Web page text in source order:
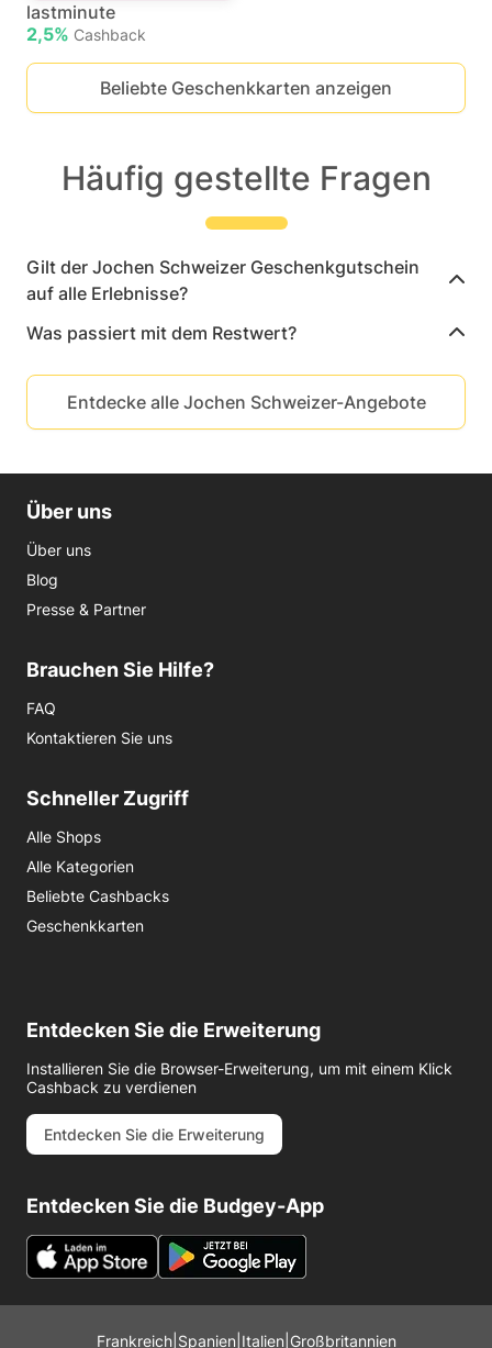
lastminute
2,5% Cashback
Beliebte Geschenkkarten anzeigen
Häufig gestellte Fragen
Gilt der Jochen Schweizer Geschenkgutschein
auf alle Erlebnisse?
Was passiert mit dem Restwert?
Entdecke alle Jochen Schweizer-Angebote
Über uns
Über uns
Blog
Presse & Partner
Brauchen Sie Hilfe?
FAQ
Kontaktieren Sie uns
Schneller Zugriff
Alle Shops
Alle Kategorien
Beliebte Cashbacks
Geschenkkarten
Entdecken Sie die Erweiterung
Installieren Sie die Browser-Erweiterung, um mit einem Klick
Cashback zu verdienen
Entdecken Sie die Erweiterung
Entdecken Sie die Budgey-App
Frankreich| Spanien Italien Großbritannien